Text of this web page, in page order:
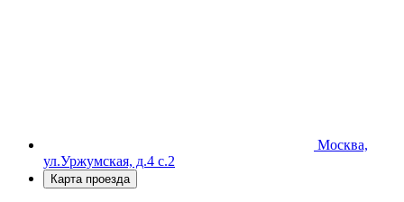
Москва,
ул.Уржумская, д.4 с.2
Карта проезда